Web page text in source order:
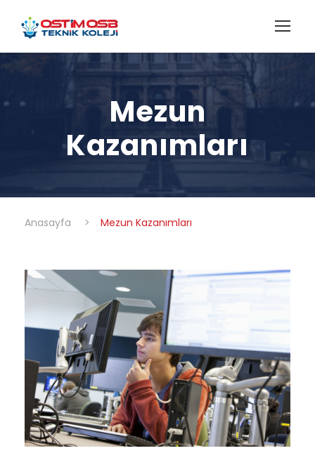
Mezun
Kazanımları
Anasayfa > Mezun Kazanımları